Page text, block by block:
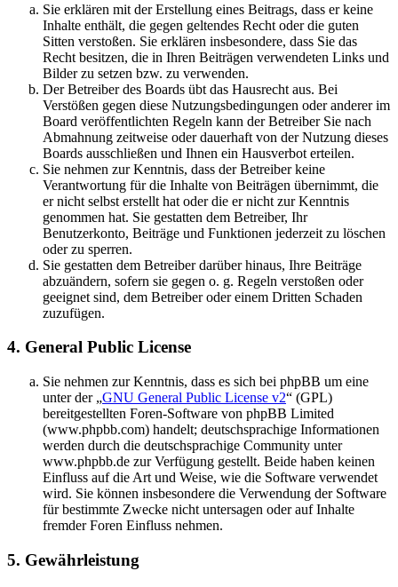
Sie erklären mit der Erstellung eines Beitrags, dass er keine
Inhalte enthält, die gegen geltendes Recht oder die guten
Sitten verstoßen. Sie erklären insbesondere, dass Sie das
Recht besitzen, die in Ihren Beiträgen verwendeten Links und
Bilder zu setzen bzw. zu verwenden.
Der Betreiber des Boards übt das Hausrecht aus. Bei
Verstößen gegen diese Nutzungsbedingungen oder anderer im
Board veröffentlichten Regeln kann der Betreiber Sie nach
Abmahnung zeitweise oder dauerhaft von der Nutzung dieses
Boards ausschließen und Ihnen ein Hausverbot erteilen.
Sie nehmen zur Kenntnis, dass der Betreiber keine
Verantwortung für die Inhalte von Beiträgen übernimmt, die
er nicht selbst erstellt hat oder die er nicht zur Kenntnis
genommen hat. Sie gestatten dem Betreiber, Ihr
Benutzerkonto, Beiträge und Funktionen jederzeit zu löschen
oder zu sperren.
Sie gestatten dem Betreiber darüber hinaus, Ihre Beiträge
abzuändern, sofern sie gegen o. g. Regeln verstoßen oder
geeignet sind, dem Betreiber oder einem Dritten Schaden
zuzufügen.
4. General Public License
Sie nehmen zur Kenntnis, dass es sich bei phpBB um eine
unter der „GNU General Public License v2“ (GPL)
bereitgestellten Foren-Software von phpBB Limited
(www.phpbb.com) handelt; deutschsprachige Informationen
werden durch die deutschsprachige Community unter
www.phpbb.de zur Verfügung gestellt. Beide haben keinen
Einfluss auf die Art und Weise, wie die Software verwendet
wird. Sie können insbesondere die Verwendung der Software
für bestimmte Zwecke nicht untersagen oder auf Inhalte
fremder Foren Einfluss nehmen.
5. Gewährleistung